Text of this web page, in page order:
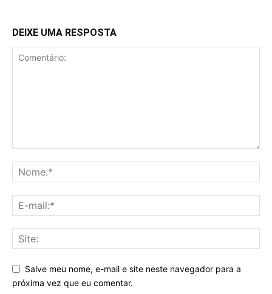
DEIXE UMA RESPOSTA
Salve meu nome, e-mail e site neste navegador para a
próxima vez que eu comentar.